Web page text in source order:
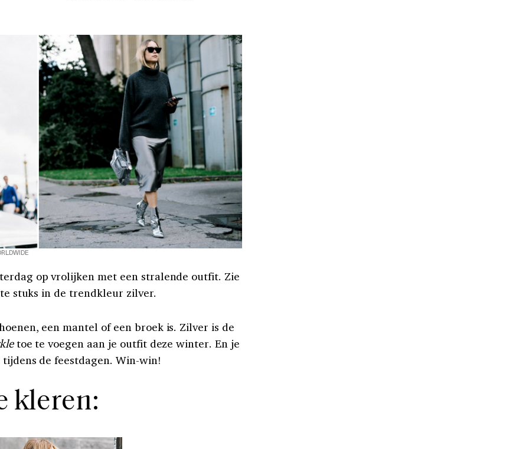
op vrolijken met een stralende outfit. Zie
stuks in de trendkleur zilver.
een mantel of een broek is. Zilver is de
toe te voegen aan je outfit deze winter. En je
de feestdagen. Win-win!
kleren: